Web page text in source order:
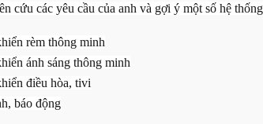
cứu các yêu cầu của anh và gợi ý một số hệ
rèm thông minh
ánh sáng thông minh
điều hòa, tivi
báo động